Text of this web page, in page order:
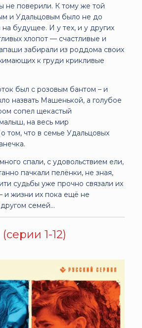
не поверили. К тому же той
и Удальцовым было не до
на будущее. И у тех, и у других
хлопот — счастливые и
забирали из роддома своих
к груди крикливые
был с розовым бантом – и
назвать Машенькой, а голубое
сопел щекастый
на весь мир
том, что в семье Удальцовых
спали, с удовольствием ели,
пачкали пелёнки, не зная,
судьбы уже прочно связали их
и жизни их пока ещё не
семей…
1-12)